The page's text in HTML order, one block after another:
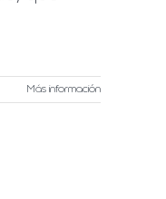
Más información